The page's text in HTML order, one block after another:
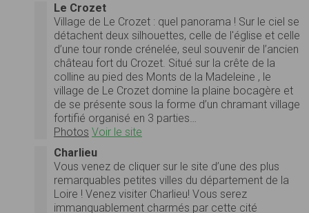
Le Crozet
Village de Le Crozet : quel panorama ! Sur le ciel se
détachent deux silhouettes, celle de l'église et celle
d’une tour ronde crénelée, seul souvenir de l’ancien
château fort du Crozet. Situé sur la crête de la
colline au pied des Monts de la Madeleine , le
village de Le Crozet domine la plaine bocagère et
de se présente sous la forme d’un chramant village
fortifié organisé en 3 parties…
Photos Voir le site
Charlieu
Vous venez de cliquer sur le site d’une des plus
remarquables petites villes du département de la
Loire ! Venez visiter Charlieu! Vous serez
immanquablement charmés par cette cité